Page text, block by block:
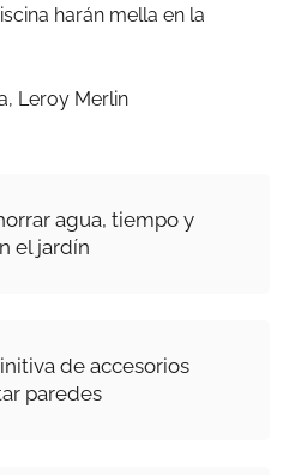
harán mella en la
Leroy Merlin
agua, tiempo y
el jardín
de accesorios
paredes